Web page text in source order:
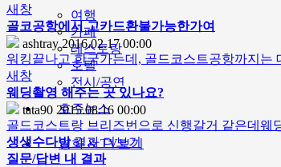
여행
카페
레스토랑
호텔
전시/공연
호주뉴스
영화 & TV보기
새창
골코공항에서 고카드환불가능한가여
ashtray 2016.02.17 00:00
워킹끝나고 한국가는데, 골드코스트공항까지
새창
웨딩촬영 해주는 곳 있나요?
tata90 2015.08.16 00:00
골드코스트랑 브리즈번으로 신행갈거 같은데웨
생생수다방결과 더보기
질문/답변 내 결과